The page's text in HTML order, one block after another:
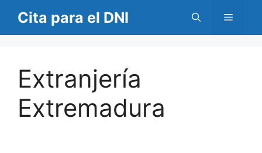
contenido
Cita para el DNI Menú
Extranjería
Extremadura